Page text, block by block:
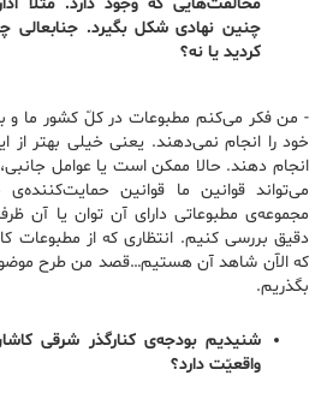
چنین نهادی شکل بگیرد. جنابعالی
کردید یا نه؟
-‌ من فکر می‌کنم مطبوعات در کلّ کشور ما و
خود را انجام نمی‌دهند. یعنی خیلی بهتر از
انجام دهند. حالا ممکن است یا عوامل
می‌تواند قوانین ما قوانین
مجموعه‌ی مطبوعاتی دارای آن توان یا آن
دقیق بررسی کنیم. انتظاری که از مطبوعات
که الآن شاهد آن هستیم…قصد من طرح
بگذریم.
شنیدیم بودجه‌ی کنارگذر شرقی
واقعیّت دارد؟